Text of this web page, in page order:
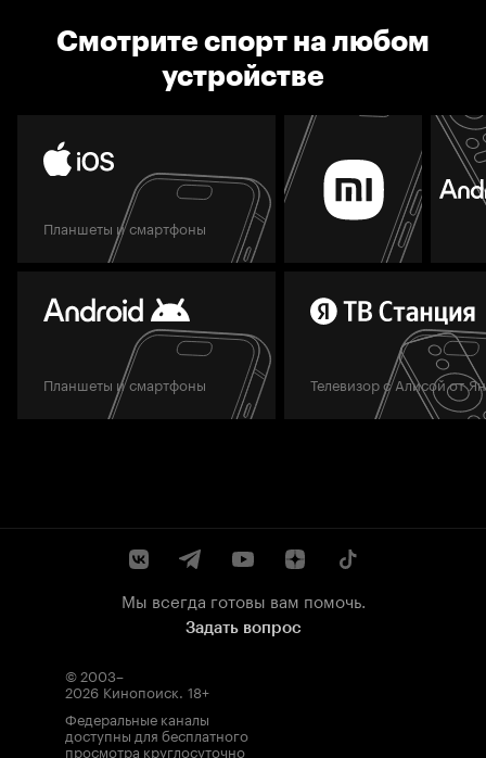
Смотрите спорт на любом
устройстве
Планшеты и смартфоны
Планшеты и смартфоны Телевизор с Алисой от
Мы всегда готовы вам помочь.
Задать вопрос
© 2003–
2026 Кинопоиск. 18+
Федеральные каналы
доступны для бесплатного
просмотра круглосуточно